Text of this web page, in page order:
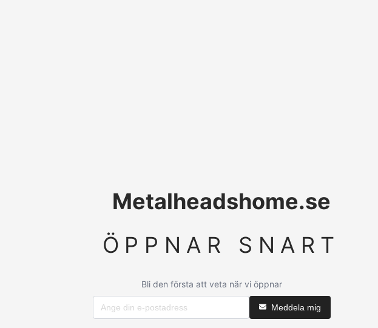
Metalheadshome.se
ÖPPNAR SNART
Bli den första att veta när vi öppnar
Meddela mig